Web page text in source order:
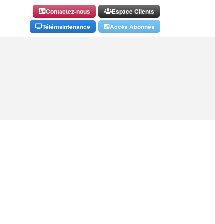
Contactez-nous
Télémaintenance
Espace Clients
Accès Abonnés